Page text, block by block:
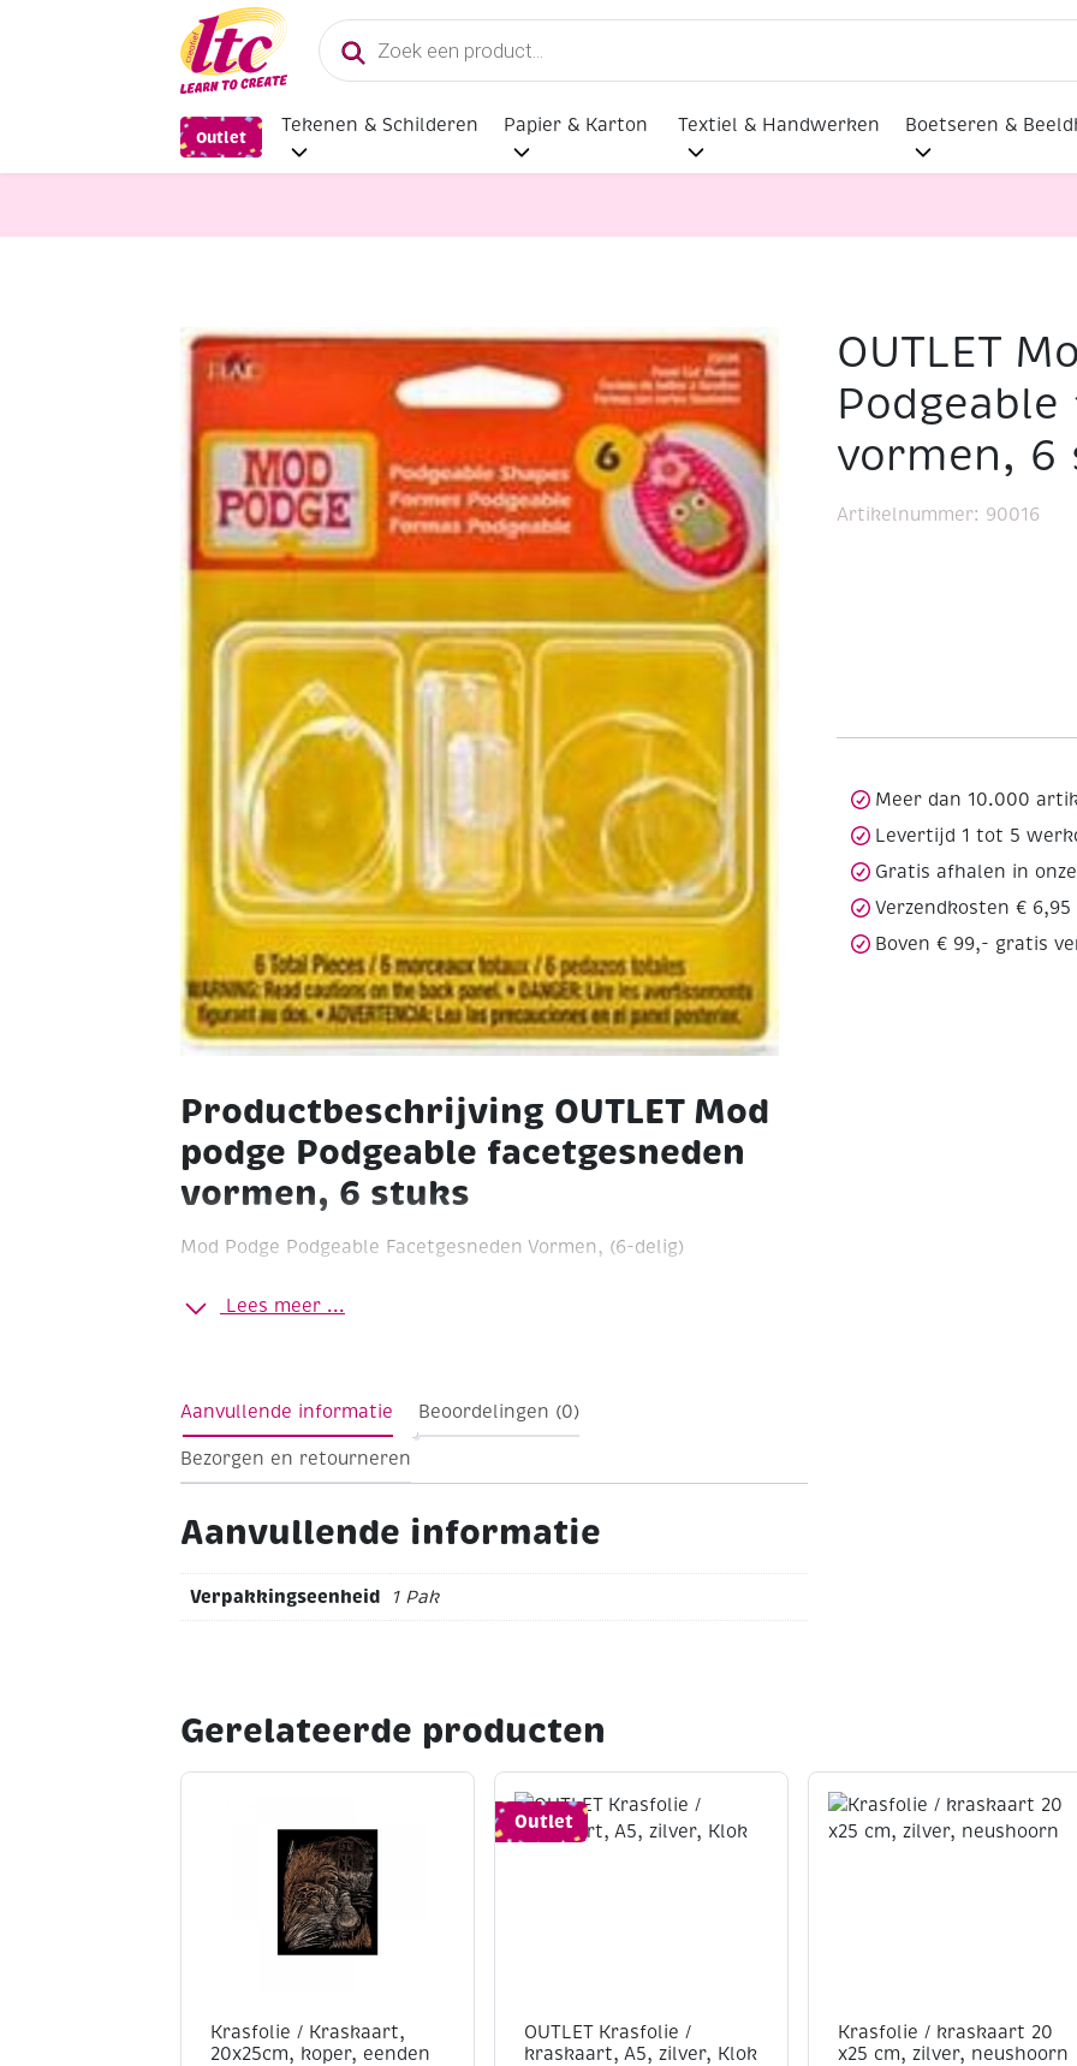
Producten
zoeken
Outlet
Tekenen & Schilderen Papier & Karton Textiel & Handwerken Boetseren &
Diverse Hobbymaterialen en Knutselmaterialen OUTLET Mod podge Podgeable
Productbeschrijving OUTLET Mod
podge Podgeable facetgesneden
vormen, 6 stuks
Mod Podge Podgeable Facetgesneden Vormen, (6-delig)
vormen (druppel, ovaal, rond, vierkant en rechthoek)
versierd met hobbyverf
Elke vorm heeft bovenin een gaatje
Lees meer ...
OUTLET
vormen, 6
Artikelnummer: 90016
Meer dan 10.000
Levertijd 1 tot 5
Gratis afhalen in
Verzendkosten € 6,95
Boven € 99,- gratis
Aanvullende informatie Beoordelingen (0)
Bezorgen en retourneren
Aanvullende informatie
Verpakkingseenheid 1 Pak
Gerelateerde producten
Krasfolie / Kraskaart,
20x25cm, koper, eenden
Outlet
OUTLET Krasfolie /
kraskaart, A5, zilver, Klok
Krasfolie / kraskaart 20
x25 cm, zilver, neushoorn